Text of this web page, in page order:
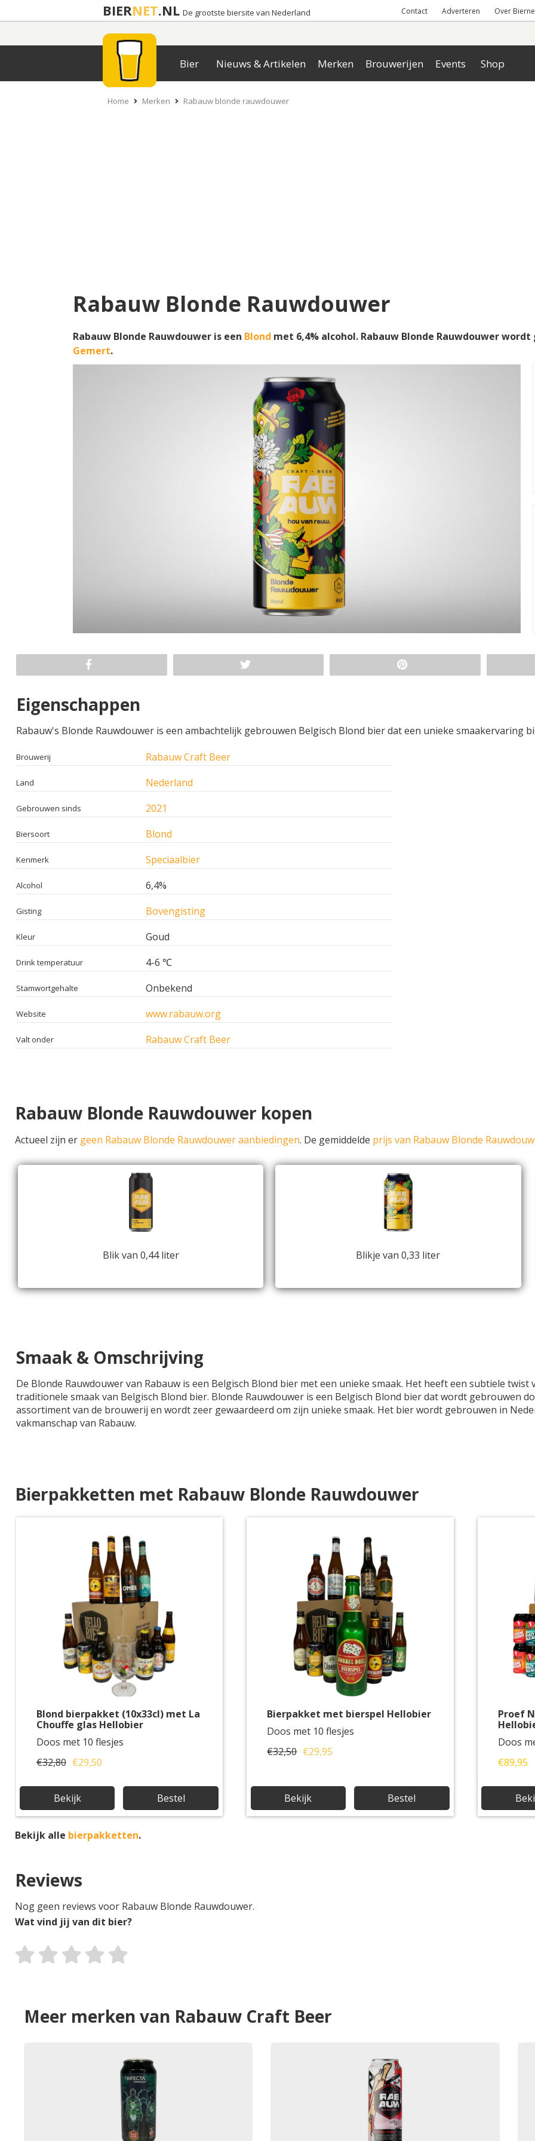
BIERNET.NL De grootste biersite van Nederland Contact Adverteren Over
Bier Nieuws & Artikelen Merken Brouwerijen Events Shop
Home Merken Rabauw blonde rauwdouwer
Rabauw Blonde Rauwdouwer
Rabauw Blonde Rauwdouwer is een Blond met 6,4% alcohol. Rabauw Blonde Rauwdouwer
Gemert.
Eigenschappen
Rabauw's Blonde Rauwdouwer is een ambachtelijk gebrouwen Belgisch Blond bier dat een unieke smaakervaring
Brouwerij Rabauw Craft Beer
Land Nederland
Gebrouwen sinds 2021
Biersoort Blond
Kenmerk Speciaalbier
Alcohol 6,4%
Gisting Bovengisting
Kleur Goud
Drink temperatuur 4-6 ℃
Stamwortgehalte Onbekend
Website www.rabauw.org
Valt onder Rabauw Craft Beer
Rabauw Blonde Rauwdouwer kopen
Actueel zijn er geen Rabauw Blonde Rauwdouwer aanbiedingen. De gemiddelde prijs van Rabauw Blonde
Blik van 0,44 liter Blikje van 0,33 liter
Smaak & Omschrijving
De Blonde Rauwdouwer van Rabauw is een Belgisch Blond bier met een unieke smaak. Het heeft een subtiele
traditionele smaak van Belgisch Blond bier. Blonde Rauwdouwer is een Belgisch Blond bier dat wordt gebrouwen
assortiment van de brouwerij en wordt zeer gewaardeerd om zijn unieke smaak. Het bier wordt gebrouwen in
vakmanschap van Rabauw.
Bierpakketten met Rabauw Blonde Rauwdouwer
Blond bierpakket (10x33cl) met La
Chouffe glas Hellobier
Doos met 10 flesjes
€32,80 €29,50
Bekijk Bestel
Bierpakket met bierspel Hellobier
Doos met 10 flesjes
€32,50 €29,95
Bekijk Bestel
Proef
Doos
€89,95
Bekijk alle bierpakketten.
Reviews
Nog geen reviews voor Rabauw Blonde Rauwdouwer.
Wat vind jij van dit bier?
Meer merken van Rabauw Craft Beer